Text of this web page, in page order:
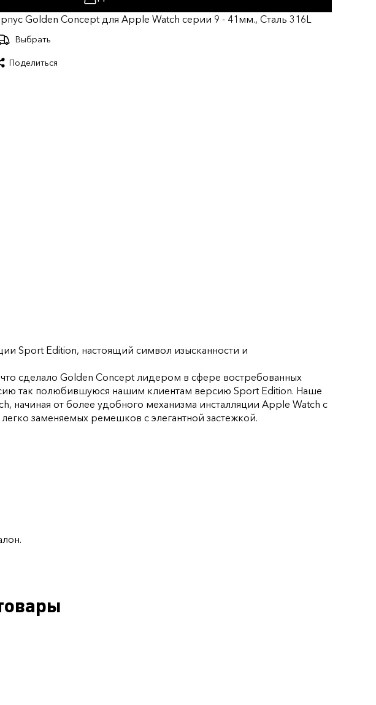
Golden Concept для Apple Watch серии 9 - 41мм., Сталь 316L
Выбрать
Поделиться
Sport Edition, настоящий символ изысканности и
сделало Golden Concept лидером в сфере востребованных
так полюбившуюся нашим клиентам версию Sport Edition. Наше
начиная от более удобного механизма инсталляции Apple Watch с
заменяемых ремешков с элегантной застежкой.